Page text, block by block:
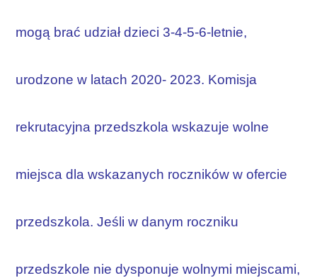
mogą brać udział dzieci 3-4-5-6-letnie,
urodzone w latach 2020- 2023. Komisja
rekrutacyjna przedszkola wskazuje wolne
miejsca dla wskazanych roczników w ofercie
przedszkola. Jeśli w danym roczniku
przedszkole nie dysponuje wolnymi miejscami,